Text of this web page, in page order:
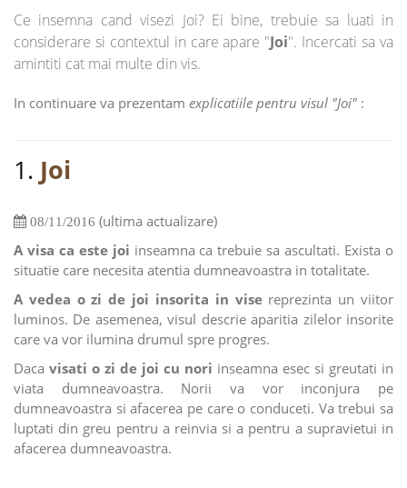
Ce insemna cand visezi Joi? Ei bine, trebuie sa luati in
considerare si contextul in care apare "Joi". Incercati sa va
amintiti cat mai multe din vis.
In continuare va prezentam explicatiile pentru visul "Joi" :
1. Joi
08/11/2016 (ultima actualizare)
A visa ca este joi inseamna ca trebuie sa ascultati. Exista o
situatie care necesita atentia dumneavoastra in totalitate.
A vedea o zi de joi insorita in visereprezinta un viitor
luminos. De asemenea, visul descrie aparitia zilelor insorite
care va vor ilumina drumul spre progres.
Daca visati o zi de joi cu nori inseamna esec si greutati in
viata dumneavoastra. Norii va vor inconjura pe
dumneavoastra si afacerea pe care o conduceti. Va trebui sa
luptati din greu pentru a reinvia si a pentru a supravietui in
afacerea dumneavoastra.